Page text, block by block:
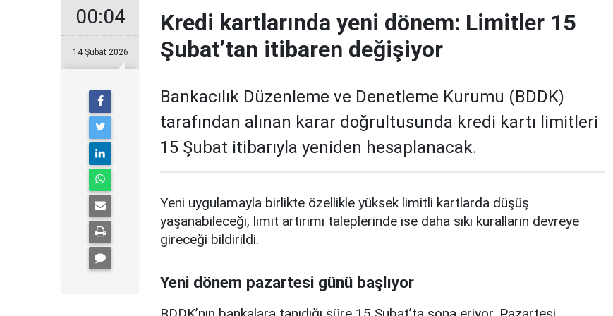
00:04
14 Şubat 2026
Kredi kartlarında yeni dönem: Limitler 15
Şubat’tan itibaren değişiyor
Bankacılık Düzenleme ve Denetleme Kurumu (BDDK)
tarafından alınan karar doğrultusunda kredi kartı limitleri
15 Şubat itibarıyla yeniden hesaplanacak.
Yeni uygulamayla birlikte özellikle yüksek limitli kartlarda düşüş
yaşanabileceği, limit artırımı taleplerinde ise daha sıkı kuralların devreye
gireceği bildirildi.
Yeni dönem pazartesi günü başlıyor